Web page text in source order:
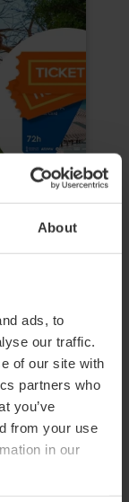
About
ads, to
our traffic.
of our site with
partners who
you’ve
from your use
in our
al